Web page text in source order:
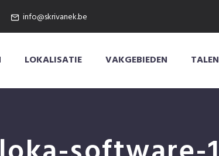
info@skrivanek.be
LOKALISATIE VAKGEBIEDEN TALEN